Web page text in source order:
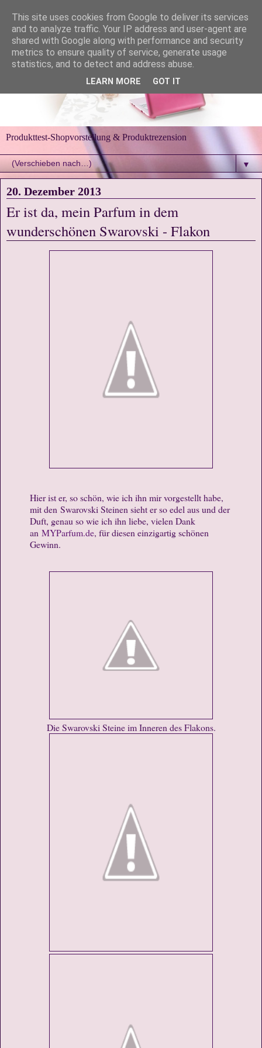
Produkttest-Shopvorstellung & Produktrezension
▼
20. Dezember 2013
Er ist da, mein Parfum in dem
wunderschönen Swarovski - Flakon
Hier ist er, so schön, wie ich ihn mir vorgestellt habe,
mit den Swarovski Steinen sieht er so edel aus und der
Duft, genau so wie ich ihn liebe, vielen Dank
an MYParfum.de, für diesen einzigartig schönen
Gewinn.
Die Swarovski Steine im Inneren des Flakons.
This site uses cookies from Google to deliver its services
and to analyze traffic. Your IP address and user-agent are
shared with Google along with performance and security
metrics to ensure quality of service, generate usage
statistics, and to detect and address abuse.
LEARN MORE GOT IT